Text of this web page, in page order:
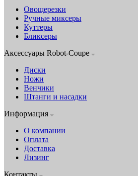
Овощерезки
Ручные миксеры
Куттеры
Бликсеры
Аксессуары Robot-Coupe
Диски
Ножи
Венчики
Штанги и насадки
Информация
О компании
Оплата
Доставка
Лизинг
Контакты